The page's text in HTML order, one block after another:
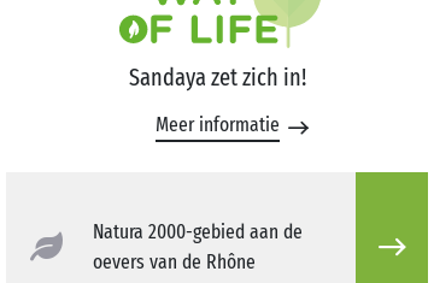
Sandaya zet zich in!
Meer informatie
Natura 2000-gebied aan de
oevers van de Rhône